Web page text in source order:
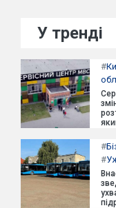
У тренді
#
#
#